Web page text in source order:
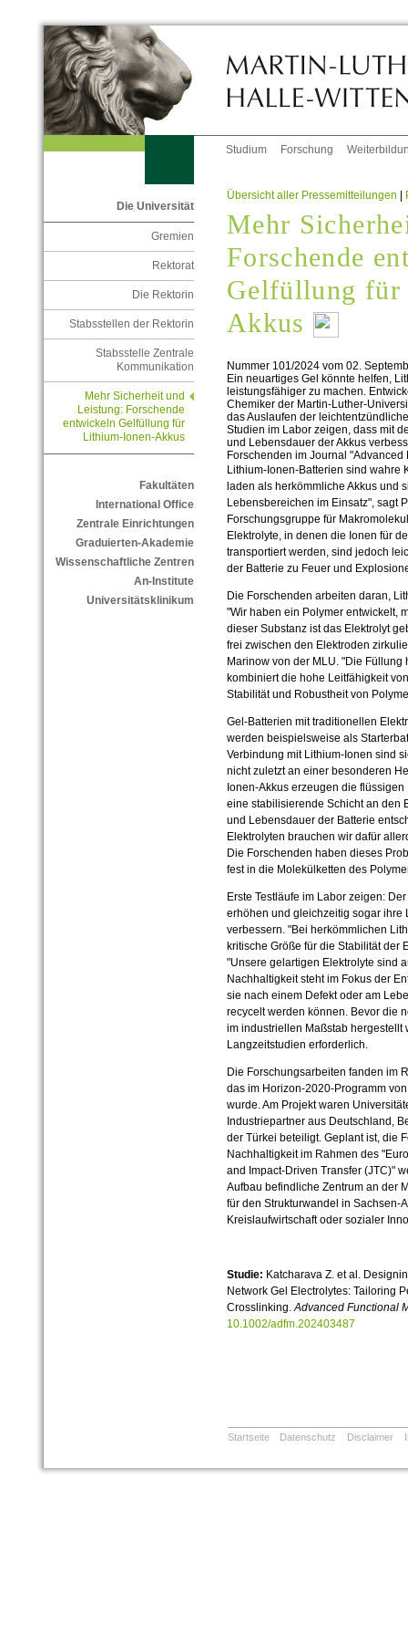
Studium Forschung
Die Universität
Gremien
Rektorat
Die Rektorin
Stabsstellen der Rektorin
Stabsstelle Zentrale
Kommunikation
Mehr Sicherheit und
Leistung: Forschende
entwickeln Gelfüllung für
Lithium-Ionen-Akkus
Fakultäten
International Office
Zentrale Einrichtungen
Graduierten-Akademie
Wissenschaftliche Zentren
An-Institute
Universitätsklinikum
Übersicht aller Pressemitteilungen |
Mehr
Forschende
Gelfüllung
Akkus
Nummer 101/2024 vom 02.
Ein neuartiges Gel könnte helfen,
leistungsfähiger zu machen.
Chemiker der Martin-Luther-
das Auslaufen der
Studien im Labor zeigen, dass mit
und Lebensdauer der Akkus
Forschenden im Journal "Advanced
Lithium-Ionen-Batterien sind wahre
laden als herkömmliche Akkus und
Lebensbereichen im Einsatz", sagt
Forschungsgruppe für
Elektrolyte, in denen die Ionen für
transportiert werden, sind jedoch
der Batterie zu Feuer und
Die Forschenden arbeiten daran,
"Wir haben ein Polymer entwickelt,
dieser Substanz ist das Elektrolyt
frei zwischen den Elektroden
Marinow von der MLU. "Die
kombiniert die hohe Leitfähigkeit
Stabilität und Robustheit von
Gel-Batterien mit traditionellen
werden beispielsweise als
Verbindung mit Lithium-Ionen sind
nicht zuletzt an einer besonderen
Ionen-Akkus erzeugen die
eine stabilisierende Schicht an den
und Lebensdauer der Batterie
Elektrolyten brauchen wir dafür
Die Forschenden haben dieses
fest in die Molekülketten des
Erste Testläufe im Labor zeigen:
erhöhen und gleichzeitig sogar
verbessern. "Bei herkömmlichen
kritische Größe für die Stabilität der
"Unsere gelartigen Elektrolyte sind
Nachhaltigkeit steht im Fokus der
sie nach einem Defekt oder am
recycelt werden können. Bevor die
im industriellen Maßstab
Langzeitstudien erforderlich.
Die Forschungsarbeiten fanden im
das im Horizon-2020-Programm
wurde. Am Projekt waren
Industriepartner aus Deutschland,
der Türkei beteiligt. Geplant ist, die
Nachhaltigkeit im Rahmen des
and Impact-Driven Transfer (JTC)"
Aufbau befindliche Zentrum an der
für den Strukturwandel in Sachsen-
Kreislaufwirtschaft oder sozialer
Studie: Katcharava Z. et al.
Network Gel Electrolytes: Tailoring
Crosslinking.Advanced Functional
10.1002/adfm.202403487
Startseite Datenschutz Disclaimer